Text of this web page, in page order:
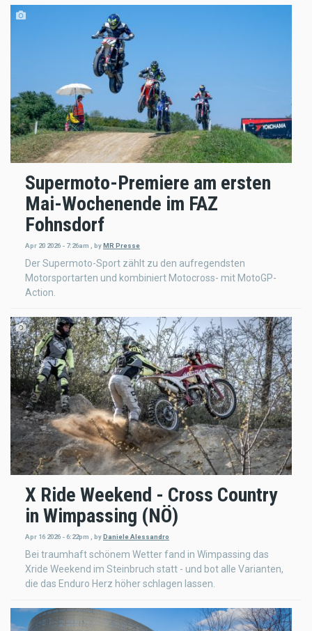
Supermoto-Premiere am ersten
Mai-Wochenende im FAZ
Fohnsdorf
Apr 20 2026 - 7:26am byMR Presse
Der Supermoto-Sport zählt zu den aufregendsten
Motorsportarten und kombiniert Motocross- mit MotoGP-
Action.
X Ride Weekend - Cross Country
in Wimpassing (NÖ)
Apr 16 2026 - 6:22pm byDaniele Alessandro
Bei traumhaft schönem Wetter fand in Wimpassing das
Xride Weekend im Steinbruch statt - und bot alle Varianten,
die das Enduro Herz höher schlagen lassen.